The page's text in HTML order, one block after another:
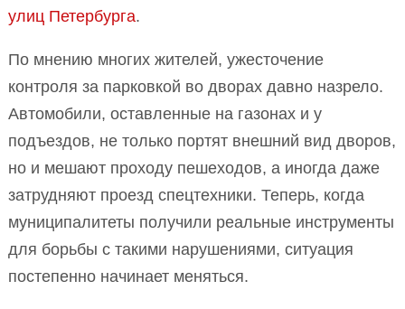
улиц Петербурга.
По мнению многих жителей, ужесточение
контроля за парковкой во дворах давно назрело.
Автомобили, оставленные на газонах и у
подъездов, не только портят внешний вид дворов,
но и мешают проходу пешеходов, а иногда даже
затрудняют проезд спецтехники. Теперь, когда
муниципалитеты получили реальные инструменты
для борьбы с такими нарушениями, ситуация
постепенно начинает меняться.